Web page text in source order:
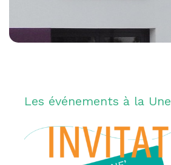
Les événements à la Une